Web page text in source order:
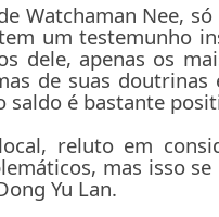
Watchaman Nee,
um testemunho
dele, apenas os
de suas
saldo é bastante
reluto em
mas isso se
Yu Lan.